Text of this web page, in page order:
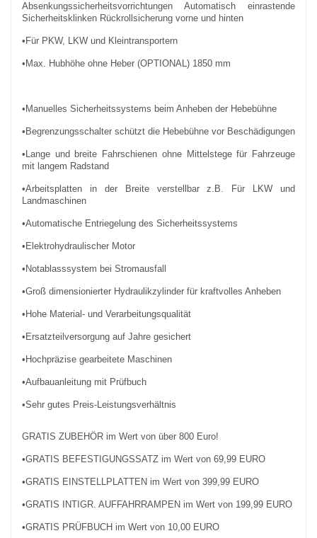
Absenkungssicherheitsvorrichtungen Automatisch einrastende
Sicherheitsklinken Rückrollsicherung vorne und hinten
•Für PKW, LKW und Kleintransportern
•Max. Hubhöhe ohne Heber (OPTIONAL) 1850 mm
•Manuelles Sicherheitssystems beim Anheben der Hebebühne
•Begrenzungsschalter schützt die Hebebühne vor Beschädigungen
•Lange und breite Fahrschienen ohne Mittelstege für Fahrzeuge
mit langem Radstand
•Arbeitsplatten in der Breite verstellbar z.B. Für LKW und
Landmaschinen
•Automatische Entriegelung des Sicherheitssystems
•Elektrohydraulischer Motor
•Notablasssystem bei Stromausfall
•Groß dimensionierter Hydraulikzylinder für kraftvolles Anheben
•Hohe Material- und Verarbeitungsqualität
•Ersatzteilversorgung auf Jahre gesichert
•Hochpräzise gearbeitete Maschinen
•Aufbauanleitung mit Prüfbuch
•Sehr gutes Preis-Leistungsverhältnis
GRATIS ZUBEHÖR im Wert von über 800 Euro!
•GRATIS BEFESTIGUNGSSATZ im Wert von 69,99 EURO
•GRATIS EINSTELLPLATTEN im Wert von 399,99 EURO
•GRATIS INTIGR. AUFFAHRRAMPEN im Wert von 199,99 EURO
•GRATIS PRÜFBUCH im Wert von 10,00 EURO